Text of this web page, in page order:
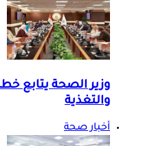
وزير الصحة يتابع
والتغذية
أخبار صحة